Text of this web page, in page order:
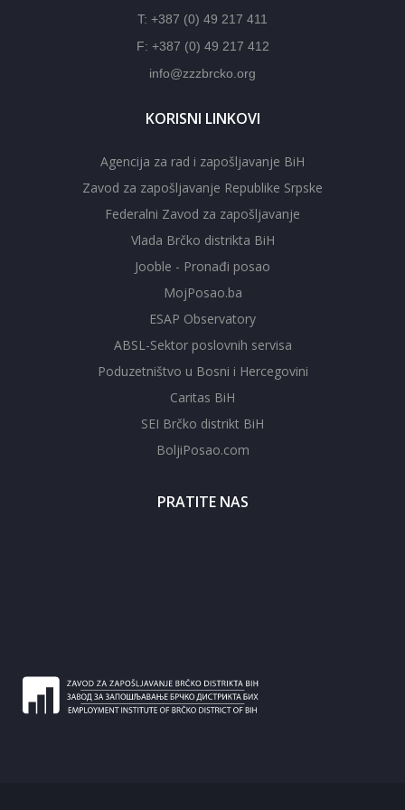
T: +387 (0) 49 217 411
F: +387 (0) 49 217 412
info@zzzbrcko.org
KORISNI LINKOVI
Agencija za rad i zapošljavanje BiH
Zavod za zapošljavanje Republike Srpske
Federalni Zavod za zapošljavanje
Vlada Brčko distrikta BiH
Jooble - Pronađi posao
MojPosao.ba
ESAP Observatory
ABSL-Sektor poslovnih servisa
Poduzetništvo u Bosni i Hercegovini
Caritas BiH
SEI Brčko distrikt BiH
BoljiPosao.com
PRATITE NAS